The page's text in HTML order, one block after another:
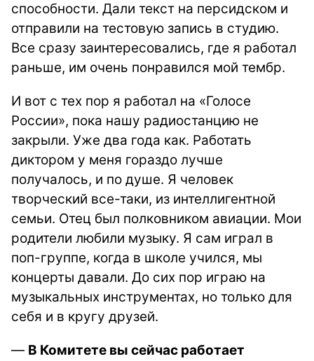
способности. Дали текст на персидском и
отправили на тестовую запись в студию.
Все сразу заинтересовались, где я работал
раньше, им очень понравился мой тембр.
И вот с тех пор я работал на «Голосе
России», пока нашу радиостанцию не
закрыли. Уже два года как. Работать
диктором у меня гораздо лучше
получалось, и по душе. Я человек
творческий все-таки, из интеллигентной
семьи. Отец был полковником авиации. Мои
родители любили музыку. Я сам играл в
поп-группе, когда в школе учился, мы
концерты давали. До сих пор играю на
музыкальных инструментах, но только для
себя и в кругу друзей.
— В Комитете вы сейчас работает